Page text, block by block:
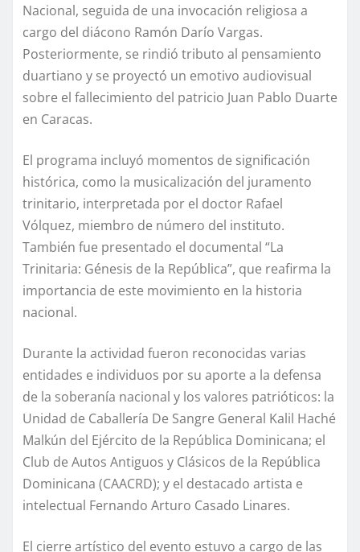
Nacional, seguida de una invocación religiosa a
cargo del diácono Ramón Darío Vargas.
Posteriormente, se rindió tributo al pensamiento
duartiano y se proyectó un emotivo audiovisual
sobre el fallecimiento del patricio Juan Pablo Duarte
en Caracas.
El programa incluyó momentos de significación
histórica, como la musicalización del juramento
trinitario, interpretada por el doctor Rafael
Vólquez, miembro de número del instituto.
También fue presentado el documental “La
Trinitaria: Génesis de la República”, que reafirma la
importancia de este movimiento en la historia
nacional.
Durante la actividad fueron reconocidas varias
entidades e individuos por su aporte a la defensa
de la soberanía nacional y los valores patrióticos: la
Unidad de Caballería De Sangre General Kalil Haché
Malkún del Ejército de la República Dominicana; el
Club de Autos Antiguos y Clásicos de la República
Dominicana (CAACRD); y el destacado artista e
intelectual Fernando Arturo Casado Linares.
El cierre artístico del evento estuvo a cargo de las